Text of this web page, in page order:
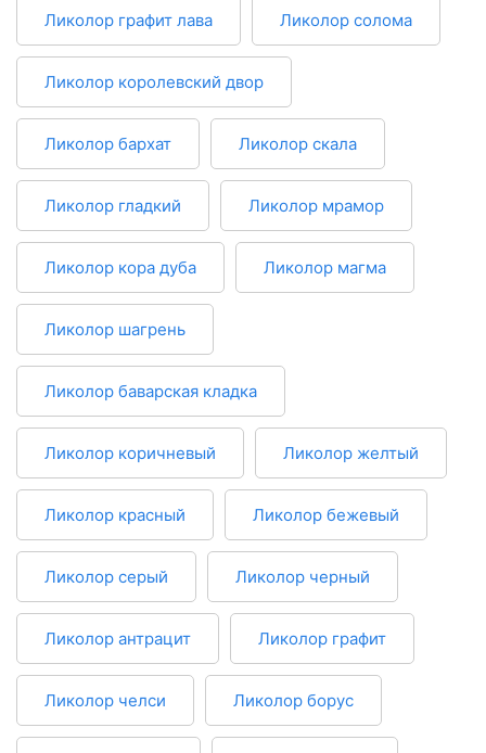
Ликолор графит лава Ликолор солома
Ликолор королевский двор
Ликолор бархат Ликолор скала
Ликолор гладкий Ликолор мрамор
Ликолор кора дуба Ликолор магма
Ликолор шагрень
Ликолор баварская кладка
Ликолор коричневый Ликолор желтый
Ликолор красный Ликолор бежевый
Ликолор серый Ликолор черный
Ликолор антрацит Ликолор графит
Ликолор челси Ликолор борус